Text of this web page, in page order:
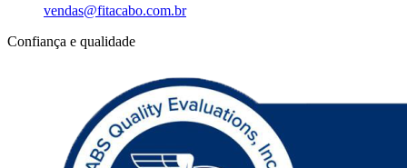
vendas@fitacabo.com.br
Confiança e qualidade